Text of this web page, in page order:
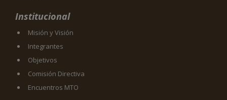
Institucional
Misión y Visión
Integrantes
Objetivos
Comisión Directiva
Encuentros MTO